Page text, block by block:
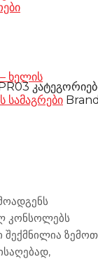
ხელის
სამაგრები
კონსოლებს
შექმნილია ზემოთ